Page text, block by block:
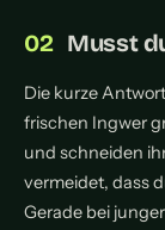
Musst
Die kurze
frischen Ingwer
und schneiden
vermeidet, dass
Gerade bei